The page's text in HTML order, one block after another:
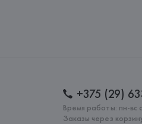
+375 (29)
Время работы: пн-вс
Заказы через